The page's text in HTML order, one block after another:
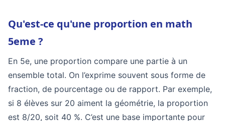
Qu'est-ce qu'une proportion en math
5eme ?
En 5e, une proportion compare une partie à un
ensemble total. On l’exprime souvent sous forme de
fraction, de pourcentage ou de rapport. Par exemple,
si 8 élèves sur 20 aiment la géométrie, la proportion
est 8/20, soit 40 %. C’est une base importante pour